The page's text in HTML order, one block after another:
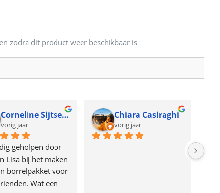
zodra dit product weer beschikbaar is.
Corneline Sijtsema
vorig jaar
geholpen door
Lisa bij het maken
borrelpakket voor
Wat een
Chiara Casiraghi
vorig jaar